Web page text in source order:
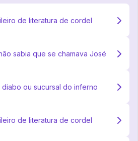
de literatura de cordel
sabia que se chamava José
ou sucursal do inferno
de literatura de cordel